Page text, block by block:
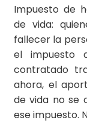
Impuesto de
de vida:
fallecer la
el impuesto
contratado
ahora, el
de vida no se
ese impuesto.